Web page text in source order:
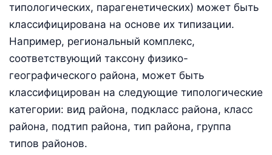
типологических, парагенетических) может быть
классифицирована на основе их типизации.
Например, региональный комплекс,
соответствующий таксону физико-
географического района, может быть
классифицирован на следующие типологические
категории: вид района, подкласс района, класс
района, подтип района, тип района, группа
типов районов.